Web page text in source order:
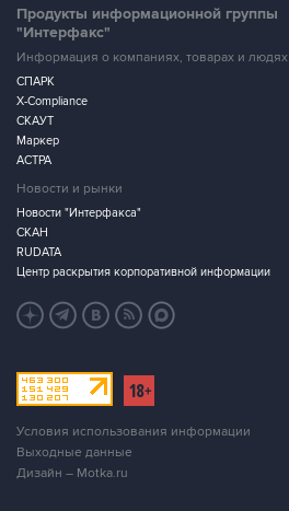
Продукты информационной группы
"Интерфакс"
Информация о компаниях, товарах и людях
СПАРК
X-Compliance
СКАУТ
Маркер
АСТРА
Новости и рынки
Новости "Интерфакса"
СКАН
RUDATA
Центр раскрытия корпоративной информации
Условия использования информации
Выходные данные
Дизайн – Motka.ru